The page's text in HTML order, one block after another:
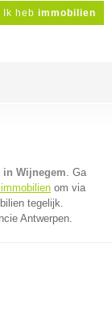
Ik heb immobilien
Wijnegem. Ga
om via
tegelijk.
Antwerpen.